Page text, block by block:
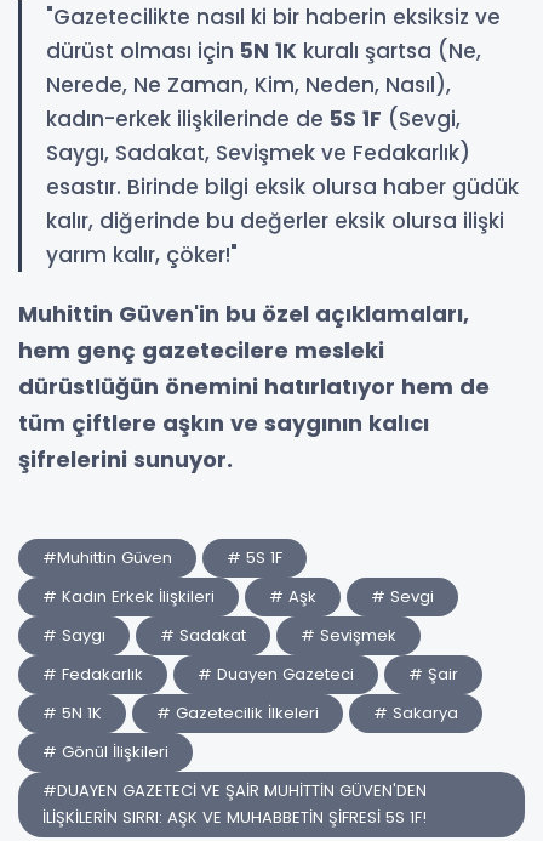
"Gazetecilikte nasıl ki bir haberin eksiksiz ve
dürüst olması için 5N 1K kuralı şartsa (Ne,
Nerede, Ne Zaman, Kim, Neden, Nasıl),
kadın-erkek ilişkilerinde de 5S 1F (Sevgi,
Saygı, Sadakat, Sevişmek ve Fedakarlık)
esastır. Birinde bilgi eksik olursa haber güdük
kalır, diğerinde bu değerler eksik olursa ilişki
yarım kalır, çöker!"
Muhittin Güven'in bu özel açıklamaları,
hem genç gazetecilere mesleki
dürüstlüğün önemini hatırlatıyor hem de
tüm çiftlere aşkın ve saygının kalıcı
şifrelerini sunuyor.
#Muhittin Güven
# 5S 1F
# Kadın Erkek İlişkileri
# Aşk
# Sevgi
# Saygı
# Sadakat
# Sevişmek
# Fedakarlık
# Duayen Gazeteci
# Şair
# 5N 1K
# Gazetecilik İlkeleri
# Sakarya
# Gönül İlişkileri
#DUAYEN GAZETECİ VE ŞAİR MUHİTTİN GÜVEN'DEN
İLİŞKİLERİN SIRRI: AŞK VE MUHABBETİN ŞİFRESİ 5S 1F!